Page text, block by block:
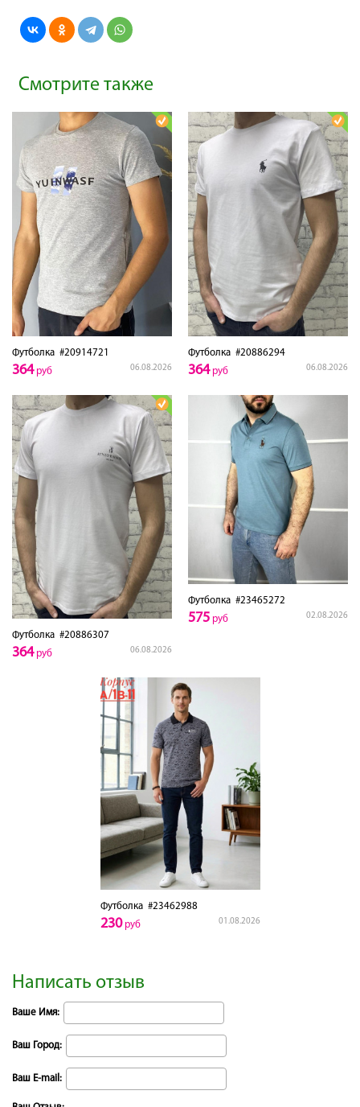
Смотрите также
Футболка #20914721
06.08.2026
364руб
Футболка #20886294
06.08.2026
364руб
Футболка #20886307
06.08.2026
364руб
Футболка #23465272
02.08.2026
575 руб
Футболка#23462988
01.08.2026
230руб
Написать отзыв
Ваше Имя:
Ваш Город:
Ваш E-mail: